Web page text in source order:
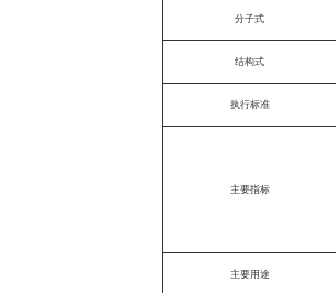
分子式
结构式
执行标准
主要指标
主要用途